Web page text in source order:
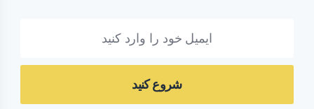
شروع کنید